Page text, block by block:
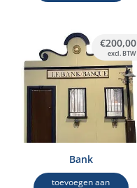
Bank
toevoegen aan
€200,00
excl. BTW